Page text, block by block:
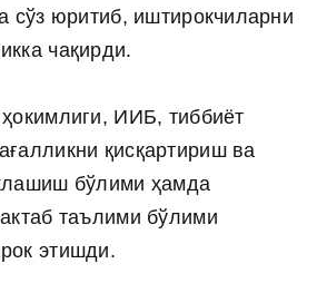
сўз юритиб, иштирокчиларни
чақирди.
ИИБ, тиббиёт
қисқартириш ва
бўлими ҳамда
таълими бўлими
этишди.